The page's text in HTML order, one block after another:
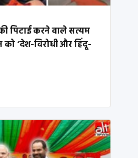
पिटाई करने वाले सत्यम
‘देश-विरोधी और हिंदू-